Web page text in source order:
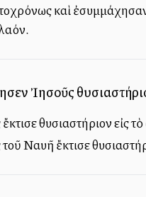
καὶ
Ἰησοῦς
θυσιαστήριον εἰς
Ναυῆ ἔκτισε